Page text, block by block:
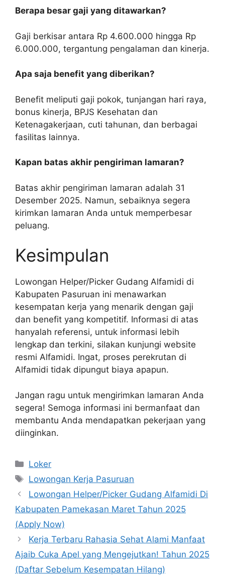
Berapa besar gaji yang ditawarkan?
Gaji berkisar antara Rp 4.600.000 hingga Rp
6.000.000, tergantung pengalaman dan kinerja.
Apa saja benefit yang diberikan?
Benefit meliputi gaji pokok, tunjangan hari raya,
bonus kinerja, BPJS Kesehatan dan
Ketenagakerjaan, cuti tahunan, dan berbagai
fasilitas lainnya.
Kapan batas akhir pengiriman lamaran?
Batas akhir pengiriman lamaran adalah 31
Desember 2025. Namun, sebaiknya segera
kirimkan lamaran Anda untuk memperbesar
peluang.
Kesimpulan
Lowongan Helper/Picker Gudang Alfamidi di
Kabupaten Pasuruan ini menawarkan
kesempatan kerja yang menarik dengan gaji
dan benefit yang kompetitif. Informasi di atas
hanyalah referensi, untuk informasi lebih
lengkap dan terkini, silakan kunjungi website
resmi Alfamidi. Ingat, proses perekrutan di
Alfamidi tidak dipungut biaya apapun.
Jangan ragu untuk mengirimkan lamaran Anda
segera! Semoga informasi ini bermanfaat dan
membantu Anda mendapatkan pekerjaan yang
diinginkan.
Kategori
Loker
Tag
Lowongan Kerja Pasuruan
Lowongan Helper/Picker Gudang Alfamidi Di
Kabupaten Pamekasan Maret Tahun 2025
(Apply Now)
Kerja Terbaru Rahasia Sehat Alami Manfaat
Ajaib Cuka Apel yang Mengejutkan! Tahun 2025
(Daftar Sebelum Kesempatan Hilang)